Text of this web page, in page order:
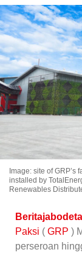
Image: site of
installed by
Renewables
Paksi ( GRP )
perseroan